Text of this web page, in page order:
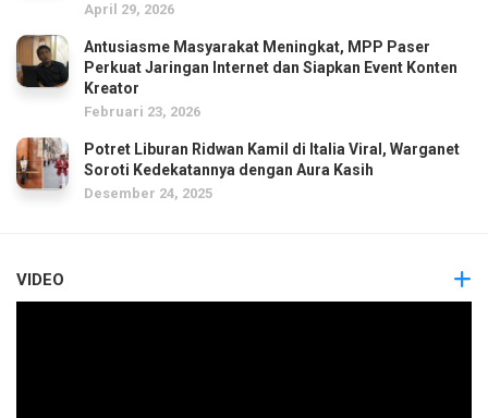
April 29, 2026
Antusiasme Masyarakat Meningkat, MPP Paser
Perkuat Jaringan Internet dan Siapkan Event Konten
Kreator
Februari 23, 2026
Potret Liburan Ridwan Kamil di Italia Viral, Warganet
Soroti Kedekatannya dengan Aura Kasih
Desember 24, 2025
VIDEO